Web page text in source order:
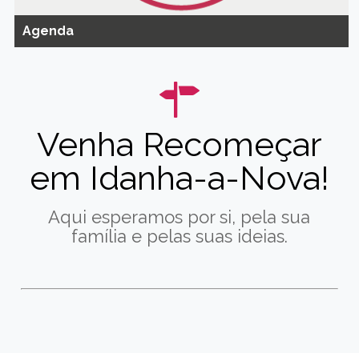
Agenda
Venha Recomeçar
em Idanha-a-Nova!
Aqui esperamos por si, pela sua
família e pelas suas ideias.